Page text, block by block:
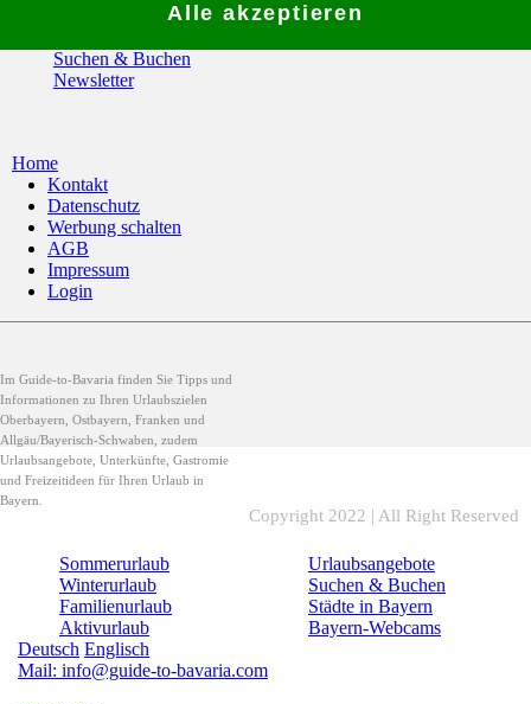
Suchen & Buchen
Newsletter
Home
Kontakt
Datenschutz
Werbung schalten
AGB
Impressum
Login
Im Guide-to-Bavaria finden Sie Tipps und
Informationen zu Ihren Urlaubszielen
Oberbayern, Ostbayern, Franken und
Allgäu/Bayerisch-Schwaben, zudem
Urlaubsangebote, Unterkünfte, Gastromie
und Freizeitideen für Ihren Urlaub in
Bayern.
Sommerurlaub
Winterurlaub
Familienurlaub
Aktivurlaub
Urlaubsangebote
Suchen & Buchen
Städte in Bayern
Bayern-Webcams
Deutsch Englisch
Mail: info@guide-to-bavaria.com
Copyright 2022 | All Right Reserved
Alle akzeptieren